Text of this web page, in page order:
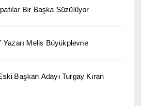
Bir Başka Süzülüyor
Yazarı Melis Büyükplevne
Başkan Adayı Turgay Kıran